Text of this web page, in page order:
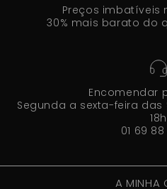
Preços imbatíveis
30% mais barato do
Encomendar
Segunda a sexta-feira das
18h
01 69
A MINHA